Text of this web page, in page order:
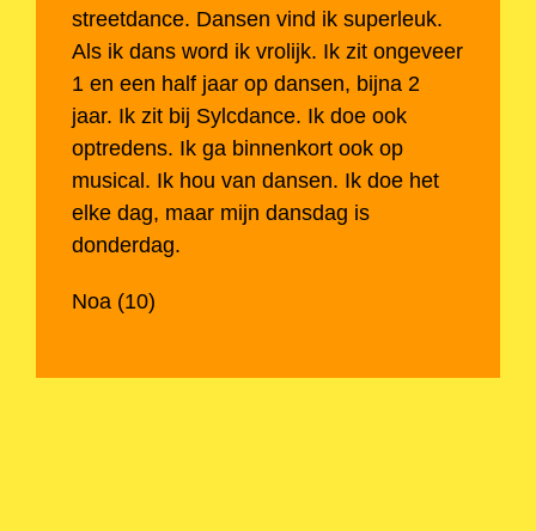
streetdance. Dansen vind ik superleuk.
Als ik dans word ik vrolijk. Ik zit ongeveer
1 en een half jaar op dansen, bijna 2
jaar. Ik zit bij Sylcdance. Ik doe ook
optredens. Ik ga binnenkort ook op
musical. Ik hou van dansen. Ik doe het
elke dag, maar mijn dansdag is
donderdag.
Noa (10)